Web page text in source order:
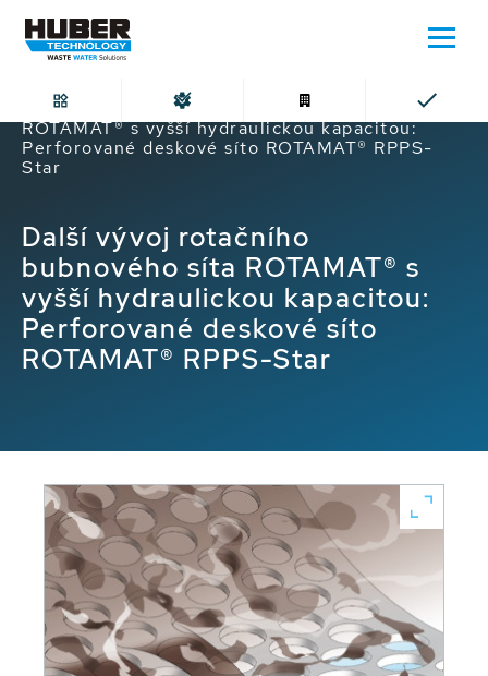
Domů
Další vývoj rotačního bubnového síta
ROTAMAT® s vyšší hydraulickou kapacitou:
Perforované deskové síto ROTAMAT® RPPS-
Star
Další vývoj rotačního
bubnového síta ROTAMAT® s
vyšší hydraulickou kapacitou:
Perforované deskové síto
ROTAMAT® RPPS-Star